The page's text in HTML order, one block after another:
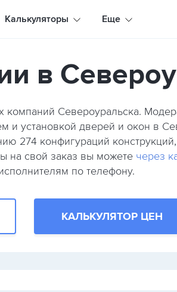
Калькуляторы Еще
в
компаний Североуральска.
и установкой дверей и окон в
274 конфигураций
на свой заказ вы можете через
по телефону.
КАЛЬКУЛЯТОР ЦЕН